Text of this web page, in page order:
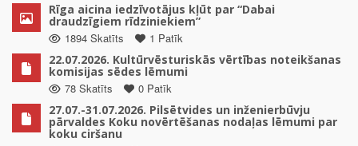
Rīga aicina iedzīvotājus kļūt par “Dabai
draudzīgiem rīdziniekiem”
1894 Skatīts
1 Patīk
22.07.2026. Kultūrvēsturiskās vērtības noteikšanas
komisijas sēdes lēmumi
78 Skatīts
0 Patīk
27.07.-31.07.2026. Pilsētvides un inženierbūvju
pārvaldes Koku novērtēšanas nodaļas lēmumi par
koku ciršanu